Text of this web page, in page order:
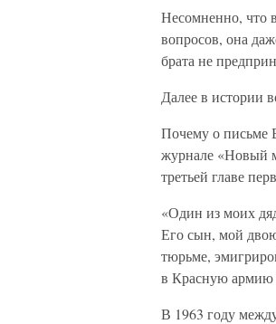
Несомненно, что
вопросов, она
брата не
Далее в истории
Почему о письме
журнале «Новый
третьей главе
«Один из моих
Его сын, мой
тюрьме,
в Красную армию
В 1963 году